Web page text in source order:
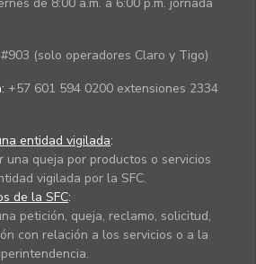
de 8:00 a.m. a 6:00 p.m. jornada
#903 (solo operadores Claro y Tigo)
+57 601 594 0200 extensiones 2334
entidad vigilada:
una queja por productos o servicios
vigilada por la SFC.
de la SFC:
petición, queja, reclamo, solicitud,
con relación a los servicios o a la